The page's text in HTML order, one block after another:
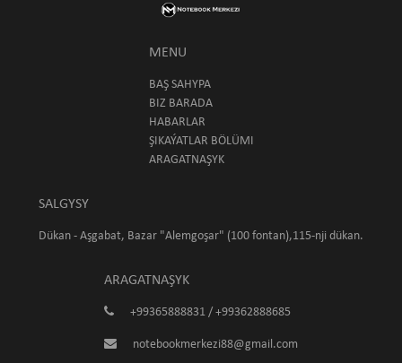
MENU
BAŞ SAHYPA
BIZ BARADA
HABARLAR
ŞIKAÝATLAR BÖLÜMI
ARAGATNAŞYK
SALGYSY
Dükan - Aşgabat, Bazar "Alemgoşar" (100 fontan),115-nji dükan.
ARAGATNAŞYK
+99365888831 / +99362888685
notebookmerkezi88@gmail.com